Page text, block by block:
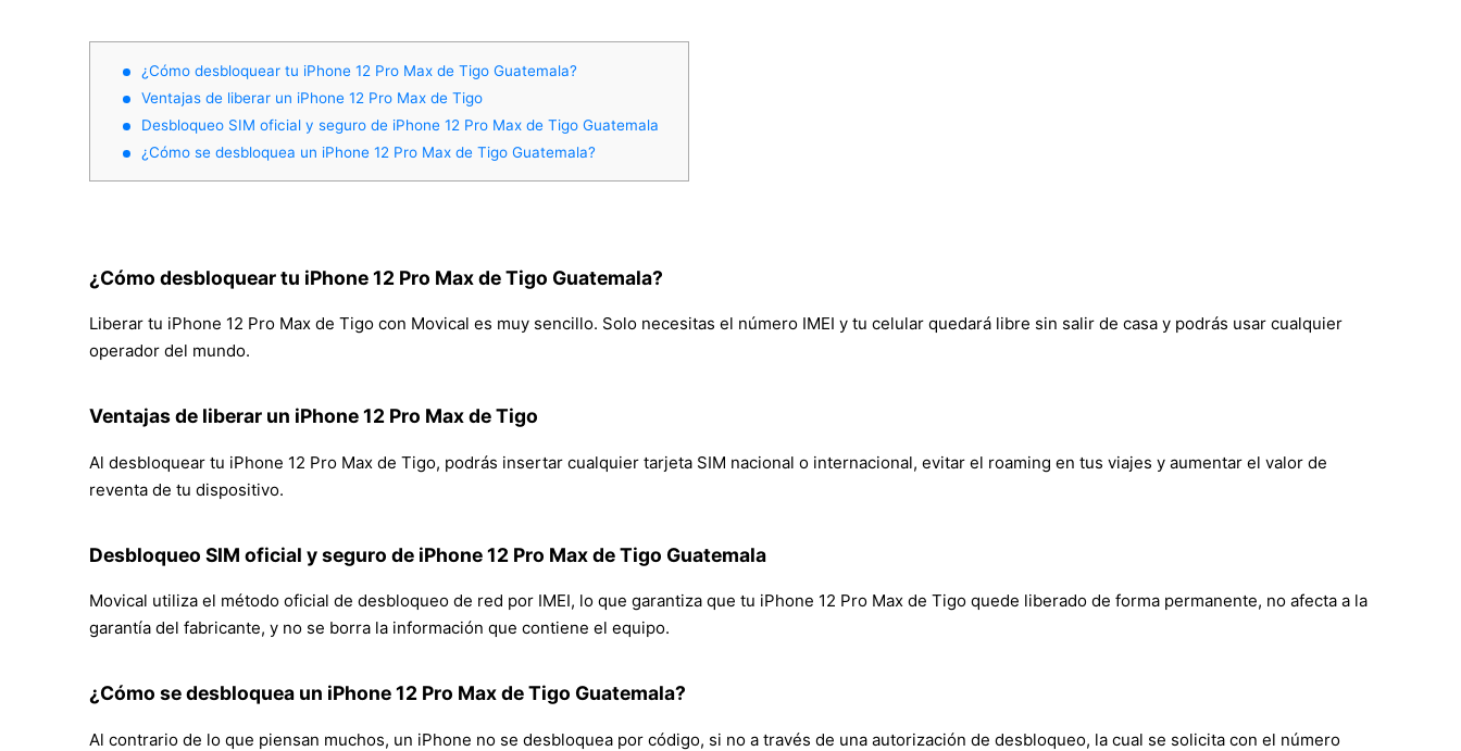
¿Cómo desbloquear tu iPhone 12 Pro Max de Tigo Guatemala?
Ventajas de liberar un iPhone 12 Pro Max de Tigo
Desbloqueo SIM oficial y seguro de iPhone 12 Pro Max de Tigo Guatemala
¿Cómo se desbloquea un iPhone 12 Pro Max de Tigo Guatemala?
¿Cómo desbloquear tu iPhone 12 Pro Max de Tigo Guatemala?
Liberar tu iPhone 12 Pro Max de Tigo con Movical es muy sencillo. Solo necesitas el número IMEI y tu celular quedará libre sin salir de casa y podrás usar cualquier
operador del mundo.
Ventajas de liberar un iPhone 12 Pro Max de Tigo
Al desbloquear tu iPhone 12 Pro Max de Tigo, podrás insertar cualquier tarjeta SIM nacional o internacional, evitar el roaming en tus viajes y aumentar el valor de
reventa de tu dispositivo.
Desbloqueo SIM oficial y seguro de iPhone 12 Pro Max de Tigo Guatemala
Movical utiliza el método oficial de desbloqueo de red por IMEI, lo que garantiza que tu iPhone 12 Pro Max de Tigo quede liberado de forma permanente, no afecta a la
garantía del fabricante, y no se borra la información que contiene el equipo.
¿Cómo se desbloquea un iPhone 12 Pro Max de Tigo Guatemala?
Al contrario de lo que piensan muchos, un iPhone no se desbloquea por código, si no a través de una autorización de desbloqueo, la cual se solicita con el número